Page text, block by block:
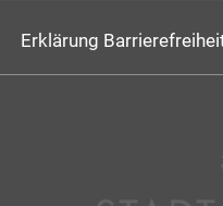
Erklärung